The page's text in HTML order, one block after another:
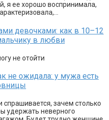
я ее хорошо воспринимала,
девочками: как в 10–12
в любви
не отойти
не ожидала: у мужа есть
спрашивается, зачем столько
удержать неверного